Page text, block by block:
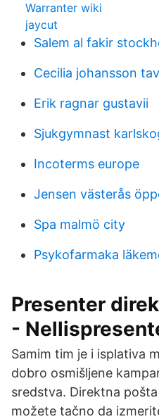
Warranter wiki
jaycut
Salem al fakir
Cecilia johansson
Erik ragnar gustavii
Sjukgymnast
Incoterms europe
Jensen västerås
Spa malmö city
Psykofarmaka
Presenter
-
Samim tim je i isplativa
dobro osmišljene
sredstva. Direktna
možete tačno da